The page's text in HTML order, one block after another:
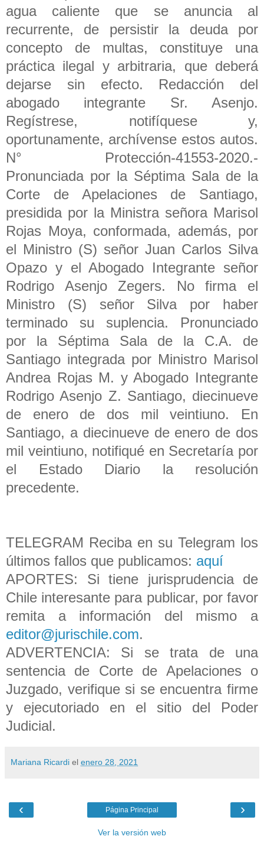
agua caliente que se anuncia al
recurrente, de persistir la deuda por
concepto de multas, constituye una
práctica ilegal y arbitraria, que deberá
dejarse sin efecto. Redacción del
abogado integrante Sr. Asenjo.
Regístrese, notifíquese y,
oportunamente, archívense estos autos.
N° Protección-41553-2020.-
Pronunciada por la Séptima Sala de la
Corte de Apelaciones de Santiago,
presidida por la Ministra señora Marisol
Rojas Moya, conformada, además, por
el Ministro (S) señor Juan Carlos Silva
Opazo y el Abogado Integrante señor
Rodrigo Asenjo Zegers. No firma el
Ministro (S) señor Silva por haber
terminado su suplencia. Pronunciado
por la Séptima Sala de la C.A. de
Santiago integrada por Ministro Marisol
Andrea Rojas M. y Abogado Integrante
Rodrigo Asenjo Z. Santiago, diecinueve
de enero de dos mil veintiuno. En
Santiago, a diecinueve de enero de dos
mil veintiuno, notifiqué en Secretaría por
el Estado Diario la resolución
precedente.
TELEGRAM Reciba en su Telegram los
últimos fallos que publicamos: aquí
APORTES: Si tiene jurisprudencia de
Chile interesante para publicar, por favor
remita a información del mismo a
editor@jurischile.com.
ADVERTENCIA: Si se trata de una
sentencia de Corte de Apelaciones o
Juzgado, verifique si se encuentra firme
y ejecutoriado en el sitio del Poder
Judicial.
Mariana Ricardi el enero 28, 2021
‹ ›
Página Principal
Ver la versión web